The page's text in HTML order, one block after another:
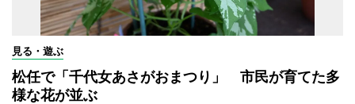
見る・遊ぶ
松任で「千代女あさがおまつり」 市民が育てた多
様な花が並ぶ